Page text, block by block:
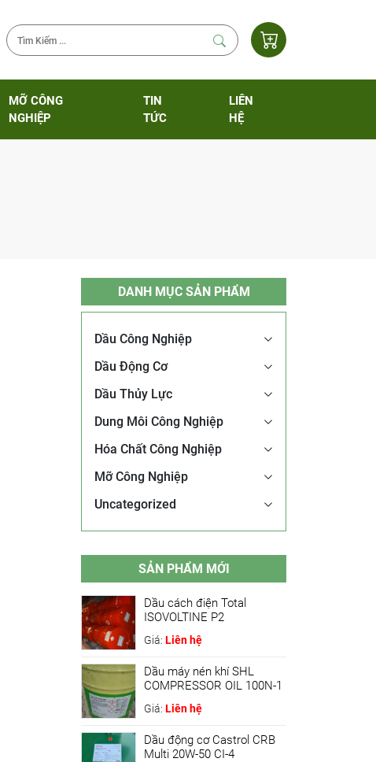
MỠ CÔNG
NGHIỆP
TIN
TỨC
LIÊN
HỆ
DANH MỤC SẢN PHẨM
Dầu Công Nghiệp
Dầu Động Cơ
Dầu Thủy Lực
Dung Môi Công Nghiệp
Hóa Chất Công Nghiệp
Mỡ Công Nghiệp
Uncategorized
SẢN PHẨM MỚI
Dầu cách điện Total
ISOVOLTINE P2
Giá: Liên hệ
Dầu máy nén khí SHL
COMPRESSOR OIL 100N-1
Giá: Liên hệ
Dầu động cơ Castrol CRB
Multi 20W-50 CI-4